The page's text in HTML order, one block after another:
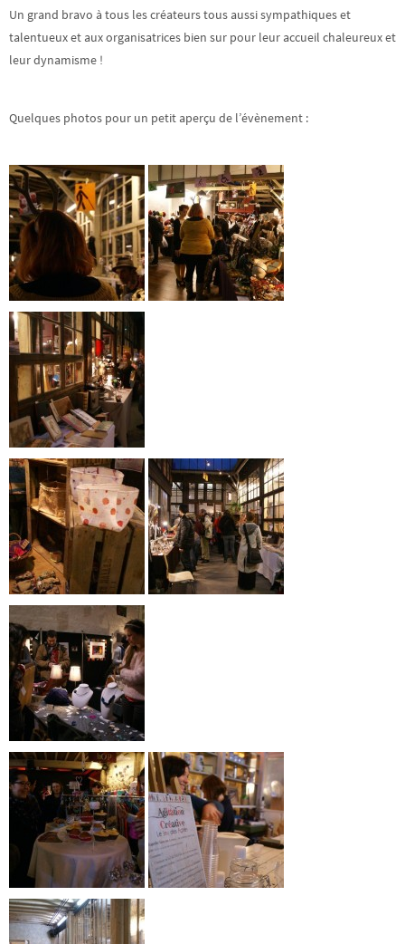
Un grand bravo à tous les créateurs tous aussi sympathiques et
talentueux et aux organisatrices bien sur pour leur accueil chaleureux et
leur dynamisme !
Quelques photos pour un petit aperçu de l’évènement :